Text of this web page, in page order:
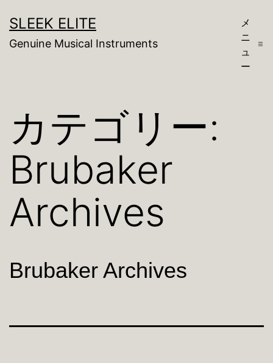
ン
テ
SLEEK ELITE
Genuine Musical Instruments
メ
ニ
ュ
ー
カテゴリー:
Brubaker
Archives
Brubaker Archives